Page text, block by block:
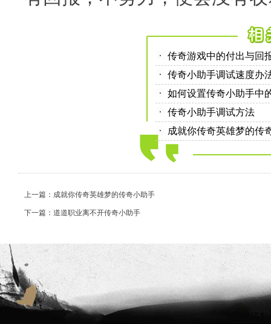
传奇游戏中的付出与回
传奇小助手调试速度办
如何设置传奇小助手中
传奇小助手调试方法
成就你传奇英雄梦的传
上一篇：成就你传奇英雄梦的传奇小助手
下一篇：道道职业离不开传奇小助手